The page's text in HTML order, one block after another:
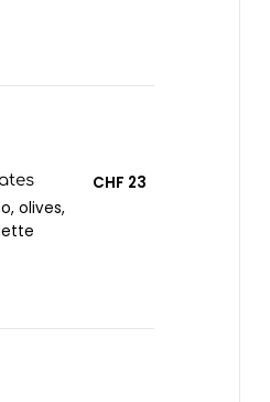
olives,
CHF 23